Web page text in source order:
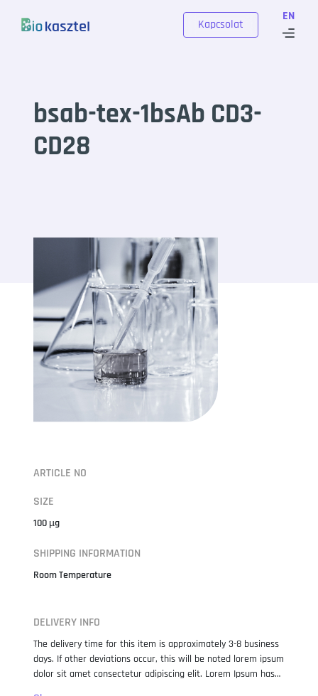
EN
Kapcsolat
bsab-tex-1bsAb CD3-
CD28
ARTICLE NO
SIZE
100 µg
SHIPPING INFORMATION
Room Temperature
DELIVERY INFO
The delivery time for this item is approximately 3-8 business
days. If other deviations occur, this will be noted lorem ipsum
dolor sit amet consectetur adipiscing elit. Lorem Ipsum has